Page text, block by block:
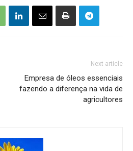
Next article
Empresa de óleos essenciais
fazendo a diferença na vida de
agricultores